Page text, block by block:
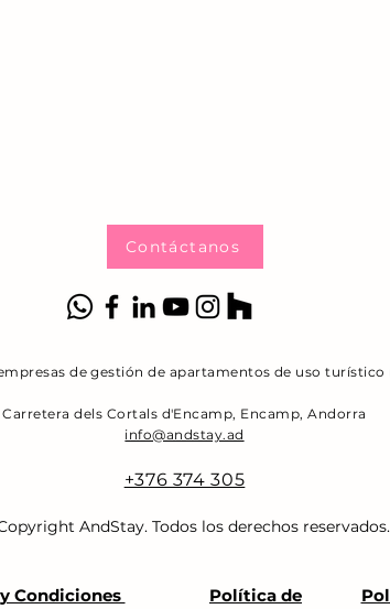
Contáctanos
de gestión de apartamentos de uso turístico
Carretera dels Cortals d'Encamp, Encamp, Andorra
info@andstay.ad
+376 374 305
AndStay. Todos los derechos reservados.
Condiciones Política de